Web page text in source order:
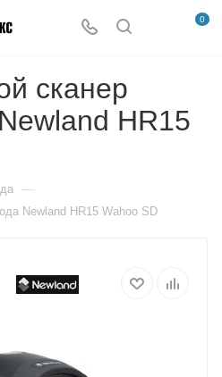
0
сканер
HR15
—
Newland HR15 Wahoo SD